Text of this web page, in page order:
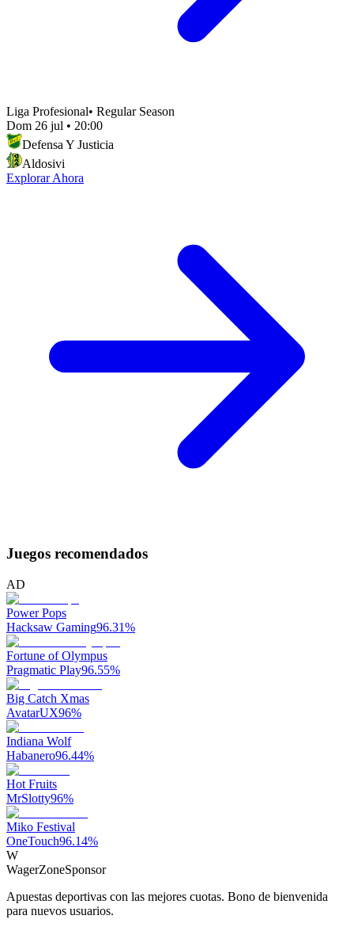
Liga Profesional• Regular Season
Dom 26 jul • 20:00
Defensa Y Justicia
Aldosivi
Explorar Ahora
Juegos recomendados
AD
Power Pops
Hacksaw Gaming96.31%
Fortune of Olympus
Pragmatic Play96.55%
Big Catch Xmas
AvatarUX96%
Indiana Wolf
Habanero96.44%
Hot Fruits
MrSlotty96%
Miko Festival
OneTouch96.14%
W
WagerZoneSponsor
Apuestas deportivas con las mejores cuotas. Bono de bienvenida
para nuevos usuarios.